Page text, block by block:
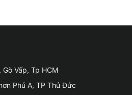
lắp cảm biến áp suất lốp cho xe
áp suất lốp cho xe VinFast
Gò Vấp, Tp HCM
Phú A, TP Thủ Đức